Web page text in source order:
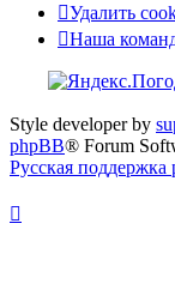
Удалить
Наша
Style developer by
phpBB® Forum
Русская поддержка